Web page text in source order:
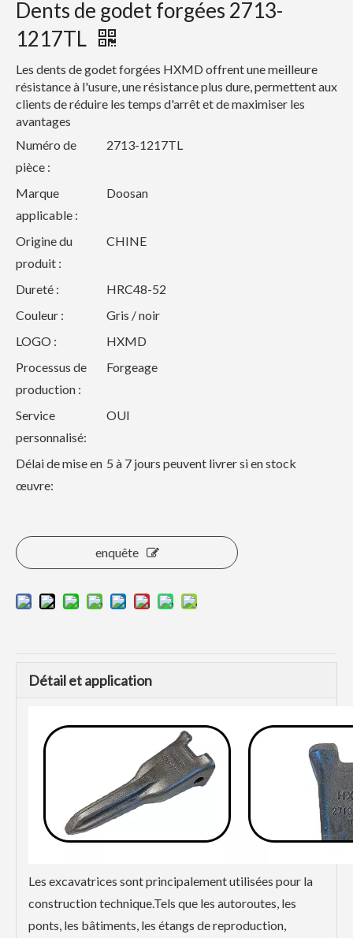
Dents de godet forgées 2713-
1217TL
Les dents de godet forgées HXMD offrent une meilleure
résistance à l'usure, une résistance plus dure, permettent aux
clients de réduire les temps d'arrêt et de maximiser les
avantages
Numéro de
pièce :
2713-1217TL
Marque
applicable :
Doosan
Origine du
produit :
CHINE
Dureté :
HRC48-52
Couleur :
Gris / noir
LOGO :
HXMD
Processus de
production :
Forgeage
Service
personnalisé:
OUI
Délai de mise en
œuvre:
5 à 7 jours peuvent livrer si en stock
enquête
Détail et application
Les excavatrices sont principalement utilisées pour la
construction technique.Tels que les autoroutes, les
ponts, les bâtiments, les étangs de reproduction,